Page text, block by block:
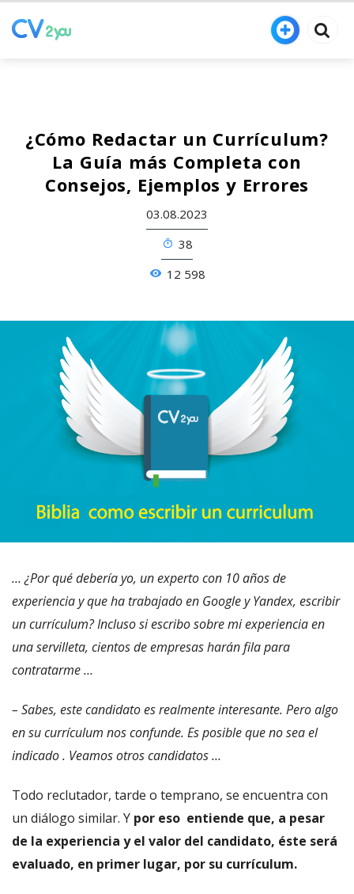
¿Cómo Redactar un Currículum?
La Guía más Completa con
Consejos, Ejemplos y Errores
03.08.2023
38
12 598
… ¿Por qué debería yo, un experto con 10 años de
experiencia y que ha trabajado en Google y Yandex, escribir
un currículum? Incluso si escribo sobre mi experiencia en
una servilleta, cientos de empresas harán fila para
contratarme …
– Sabes, este candidato es realmente interesante. Pero algo
en su currículum nos confunde. Es posible que no sea el
indicado . Veamos otros candidatos …
Todo reclutador, tarde o temprano, se encuentra con
un diálogo similar. Y por eso entiende que, a pesar
de la experiencia y el valor del candidato, éste será
evaluado, en primer lugar, por su currículum.